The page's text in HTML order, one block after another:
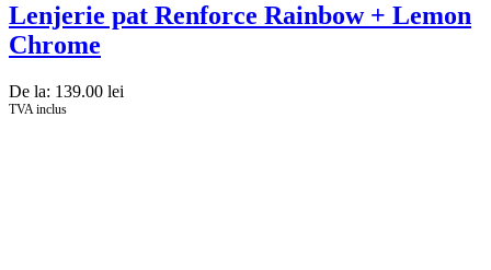
Lenjerie pat Renforce Rainbow + Lemon
Chrome
De la: 139.00 lei
TVA inclus